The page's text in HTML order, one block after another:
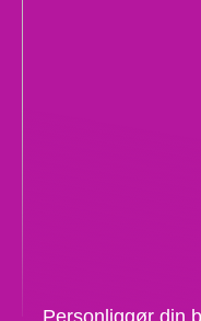
Personliggør din